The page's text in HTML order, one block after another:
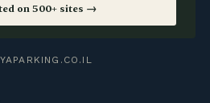
on 500+ sites →